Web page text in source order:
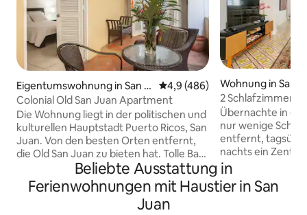
Eigentumswohnung in San J
uan
Durchschnittliche Bewertung:
4,9 (486)
Colonial Old San Juan Apartment
Die Wohnung liegt in der politischen und
kulturellen Hauptstadt Puerto Ricos, San
Juan. Von den besten Orten entfernt,
die Old San Juan zu bieten hat. Tolle Bars
und Restaurants, Hotels, Casinos, das
Schloss San Critobal, der Paseo La
Princesa , die Plazas und das
Kreuzfahrtterminal sind nur wenige
Wohnung in
2 Schlafzimmer
Wassertank |
Übernachte in
nur wenige
entfernt,
nachts ein
Spaziere zum
oder fahre 10
Juan und zum
Beliebte Ausstattung in
Ferienwohnungen mit Haustier in San
Juan